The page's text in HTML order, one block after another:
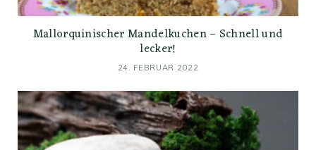
Mallorquinischer Mandelkuchen – Schnell und
lecker!
24. FEBRUAR 2022